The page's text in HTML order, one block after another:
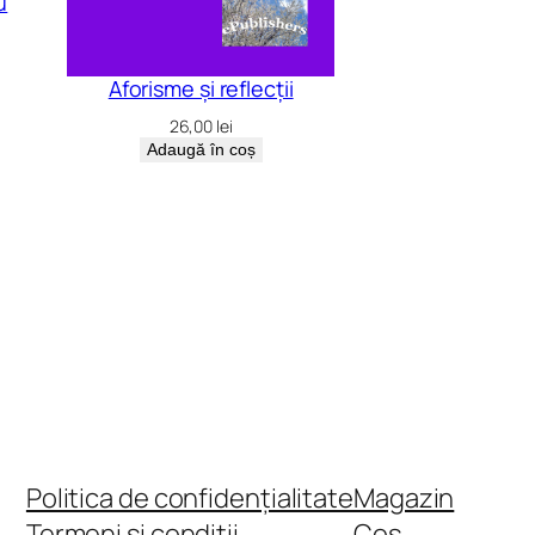
Aforisme și reflecții
26,00 lei
Adaugă în coș
Politica de confidențialitateMagazin